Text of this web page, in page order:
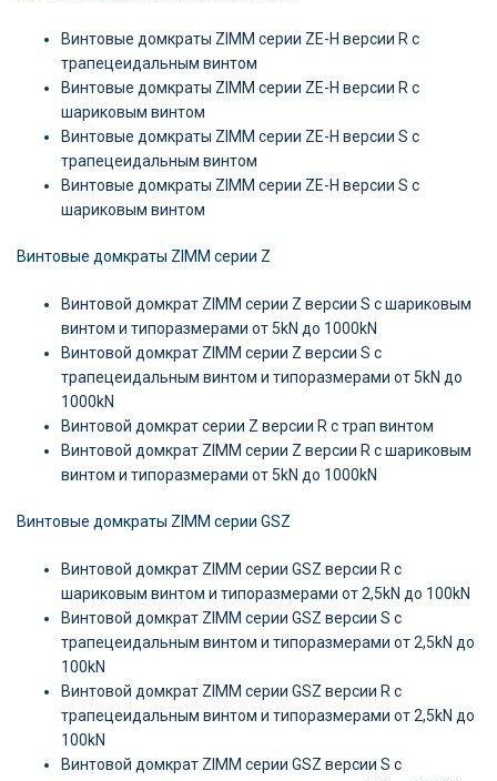
Винтовые домкраты ZIMM серии ZE-H версии R c
трапецеидальным винтом
Винтовые домкраты ZIMM серии ZE-H версии R c
шариковым винтом
Винтовые домкраты ZIMM серии ZE-H версии S c
трапецеидальным винтом
Винтовые домкраты ZIMM серии ZE-H версии S c
шариковым винтом
Винтовые домкраты ZIMM серии Z
Винтовой домкрат ZIMM серии Z версии S c шариковым
винтом и типоразмерами от 5kN до 1000kN
Винтовой домкрат ZIMM серии Z версии S c
трапецеидальным винтом и типоразмерами от 5kN до
1000kN
Винтовой домкрат серии Z версии R c трап винтом
Винтовой домкрат ZIMM серии Z версии R c шариковым
винтом и типоразмерами от 5kN до 1000kN
Винтовые домкраты ZIMM серии GSZ
Винтовой домкрат ZIMM серии GSZ версии R c
шариковым винтом и типоразмерами от 2,5kN до 100kN
Винтовой домкрат ZIMM серии GSZ версии S c
трапецеидальным винтом и типоразмерами от 2,5kN до
100kN
Винтовой домкрат ZIMM серии GSZ версии R c
трапецеидальным винтом и типоразмерами от 2,5kN до
100kN
Винтовой домкрат ZIMM серии GSZ версии S c